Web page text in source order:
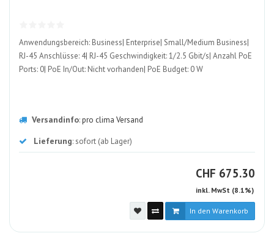
Anwendungsbereich: Business| Enterprise| Small/Medium Business|
RJ-45 Anschlüsse: 4| RJ-45 Geschwindigkeit: 1/2.5 Gbit/s| Anzahl PoE
Ports: 0| PoE In/Out: Nicht vorhanden| PoE Budget: 0 W
Versandinfo:pro clima Versand
Lieferung: sofort (ab Lager)
CHF CHF
675.30
inkl. MwSt (8.1%)
In den Warenkorb